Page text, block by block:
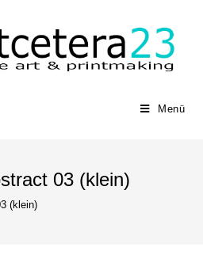
Menü
03 (klein)
(klein)